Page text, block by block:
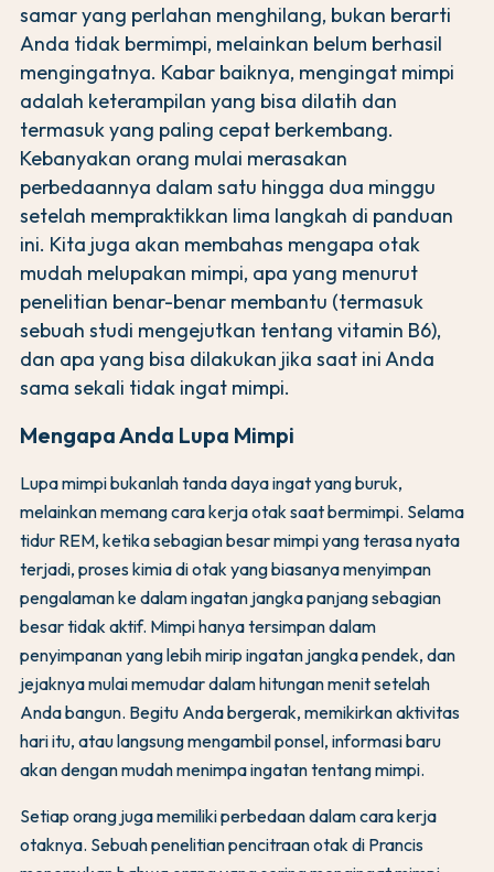
samar yang perlahan menghilang, bukan berarti
Anda tidak bermimpi, melainkan belum berhasil
mengingatnya. Kabar baiknya, mengingat mimpi
adalah keterampilan yang bisa dilatih dan
termasuk yang paling cepat berkembang.
Kebanyakan orang mulai merasakan
perbedaannya dalam satu hingga dua minggu
setelah mempraktikkan lima langkah di panduan
ini. Kita juga akan membahas mengapa otak
mudah melupakan mimpi, apa yang menurut
penelitian benar-benar membantu (termasuk
sebuah studi mengejutkan tentang vitamin B6),
dan apa yang bisa dilakukan jika saat ini Anda
sama sekali tidak ingat mimpi.
Mengapa Anda Lupa Mimpi
Lupa mimpi bukanlah tanda daya ingat yang buruk,
melainkan memang cara kerja otak saat bermimpi. Selama
tidur REM, ketika sebagian besar mimpi yang terasa nyata
terjadi, proses kimia di otak yang biasanya menyimpan
pengalaman ke dalam ingatan jangka panjang sebagian
besar tidak aktif. Mimpi hanya tersimpan dalam
penyimpanan yang lebih mirip ingatan jangka pendek, dan
jejaknya mulai memudar dalam hitungan menit setelah
Anda bangun. Begitu Anda bergerak, memikirkan aktivitas
hari itu, atau langsung mengambil ponsel, informasi baru
akan dengan mudah menimpa ingatan tentang mimpi.
Setiap orang juga memiliki perbedaan dalam cara kerja
otaknya. Sebuah penelitian pencitraan otak di Prancis